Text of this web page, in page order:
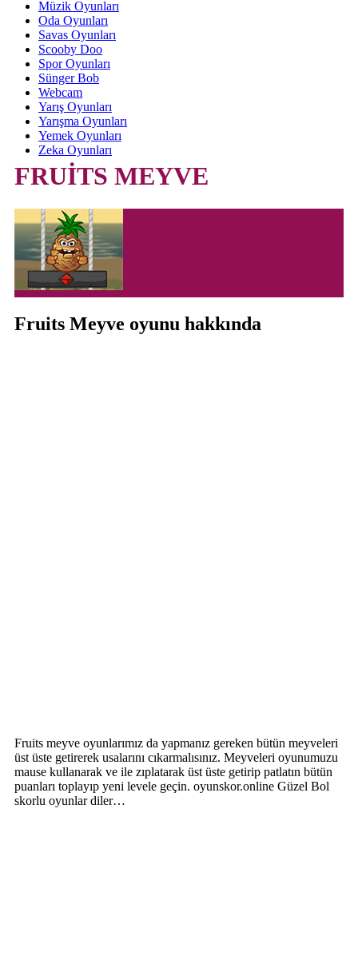
Müzik Oyunları
Oda Oyunları
Savas Oyunları
Scooby Doo
Spor Oyunları
Sünger Bob
Webcam
Yarış Oyunları
Yarışma Oyunları
Yemek Oyunları
Zeka Oyunları
FRUİTS MEYVE
Fruits Meyve oyunu hakkında
Fruits meyve oyunlarımız da yapmanız gereken bütün meyveleri
üst üste getirerek usalarını cıkarmalısınız. Meyveleri oyunumuzu
mause kullanarak ve ile zıplatarak üst üste getirip patlatın bütün
puanları toplayıp yeni levele geçin. oyunskor.online Güzel Bol
skorlu oyunlar diler…